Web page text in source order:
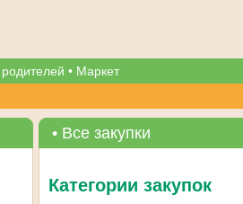
• Маркет
• Все закупки
Категории закупок